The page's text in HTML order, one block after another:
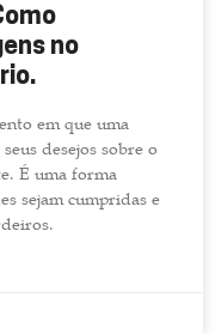
no
em que uma
desejos sobre o
É uma forma
sejam cumpridas e